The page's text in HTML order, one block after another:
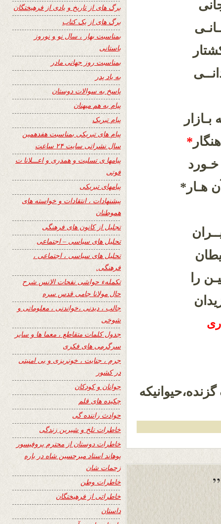
*
هـار*
را
برگ های از تاریخ و یادی از فرهیختگان
برگ های از یک کتاب
بمناسبت بهار ، سال نو و نوروز
باستانی
بمناسبت روز جهانی مادر
به یاد پدر
پاسخ به سوالات دوستان
پیام به هم میهنان
پیام تبریک
پیام های تبریکی بمناسبت هفدهمین
سال نشراتی سایت ۲۴ ساعت
پیامها ی تسلیت و همدری و اعـــلانا ت
فوتی
پیامهای تبریکی
پیشنهادات ، انتقادات و خواسته های
هموطنان
تجلیل از کانون های فرهنگی
تحلیل های سیاسی – اجتماعی
تحلیل های سیاسی ، اجتماعی ،
فرهنگی.
تکملهء حواشی نفحات الانس شرح
حال مولانا جامی قدس سره
جالب ، دیدنی ،خواندنی ، معلوماتی و
شوخی
جدول کلمات متقاطع ، معما ها و سایر
سرگرمی های فکری
جرم ، جنایت ، خونریزی و بی امنیتی
در کشور
جوانان و کودکان
چکیده های قلم
حوادث راننده گی
خاطرات تلخ و شیرین زندگی
خاطرات دوستان از محترم پروفیسور
پوهاند استاد میرحسین شاه در باره
زحمات شان
خاطرات وطن
خاطراتی از فرهیختگان
داستان